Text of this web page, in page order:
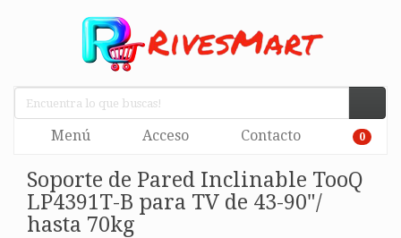
Menú Acceso Contacto 0
Soporte de Pared Inclinable TooQ
LP4391T-B para TV de 43-90"/
hasta 70kg